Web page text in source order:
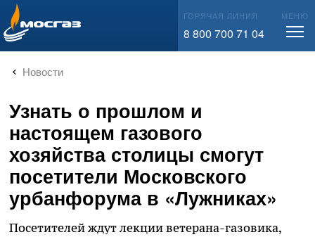
info@mos-gaz.ru ГОРЯЧАЯ ЛИНИЯ
8 800 700 71 04
МЕНЮ
Новости
Узнать о прошлом и
настоящем газового
хозяйства столицы смогут
посетители Московского
урбанфорума в «Лужниках»
Посетителей ждут лекции ветерана-газовика,